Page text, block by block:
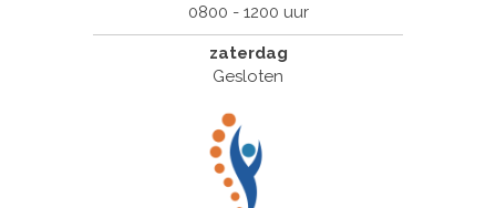
0800 - 1200 uur
zaterdag
Gesloten